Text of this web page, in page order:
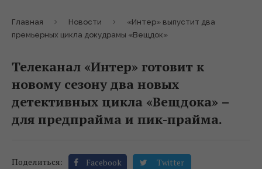
Главная Новости
«Интер» выпустит два
премьерных цикла докудрамы «Вещдок»
Телеканал «Интер» готовит к
новому сезону два новых
детективных цикла «Вещдока» –
для предпрайма и пик-прайма.
Поделиться: Facebook Twitter